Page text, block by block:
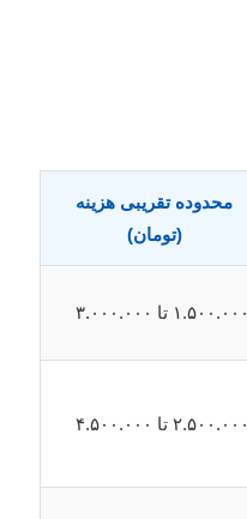
محدوده تقریبی هزینه
(تومان)
۱.۵۰۰.۰۰۰ تا ۳.۰۰۰.۰۰۰
۲.۵۰۰.۰۰۰ تا ۴.۵۰۰.۰۰۰